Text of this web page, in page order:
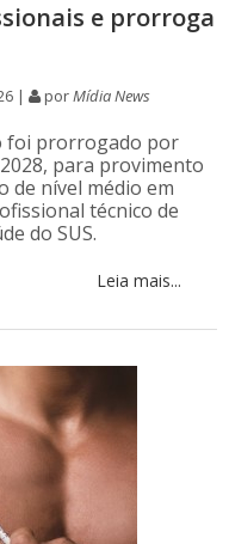
e prorroga
| porMídia News
foi prorrogado por
para provimento
de nível médio em
técnico de
do SUS.
Leia mais...